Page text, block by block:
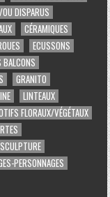
DISPARUS
CÉRAMIQUES
ECUSSONS
BALCONS
GRANITO
LINTEAUX
FLORAUX/VÉGÉTAUX
SCULPTURE
PERSONNAGES